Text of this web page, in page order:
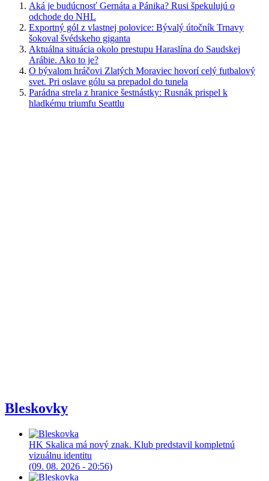
Aká je budúcnosť Gernáta a Pánika? Rusi špekulujú o
odchode do NHL
Exportný gól z vlastnej polovice: Bývalý útočník Trnavy
šokoval švédskeho giganta
Aktuálna situácia okolo prestupu Haraslína do Saudskej
Arábie. Ako to je?
O bývalom hráčovi Zlatých Moraviec hovorí celý futbalový
svet. Pri oslave gólu sa prepadol do tunela
Parádna strela z hranice šestnástky: Rusnák prispel k
hladkému triumfu Seattlu
Bleskovky
HK Skalica má nový znak. Klub predstavil kompletnú
vizuálnu identitu
(09. 08. 2026 - 20:56)